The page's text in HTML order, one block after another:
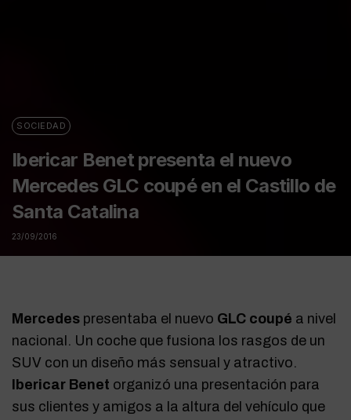
SOCIEDAD
Ibericar Benet presenta el nuevo
Mercedes GLC coupé en el Castillo de
Santa Catalina
23/09/2016
Mercedes presentaba el nuevo GLC coupé a nivel
nacional. Un coche que fusiona los rasgos de un
SUV con un diseño más sensual y atractivo.
Ibericar Benet organizó una presentación para
sus clientes y amigos a la altura del vehículo que